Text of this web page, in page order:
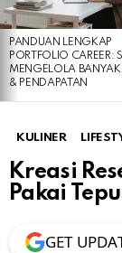
PANDUAN LENGKAP
PORTFOLIO CAREER:
MENGELOLA BANYAK
& PENDAPATAN
KULINER
Kreasi
Pakai
GET